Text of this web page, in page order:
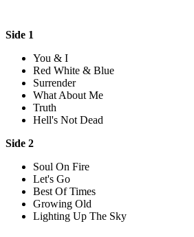
Side 1
You & I
Red White & Blue
Surrender
What About Me
Truth
Hell's Not Dead
Side 2
Soul On Fire
Let's Go
Best Of Times
Growing Old
Lighting Up The Sky